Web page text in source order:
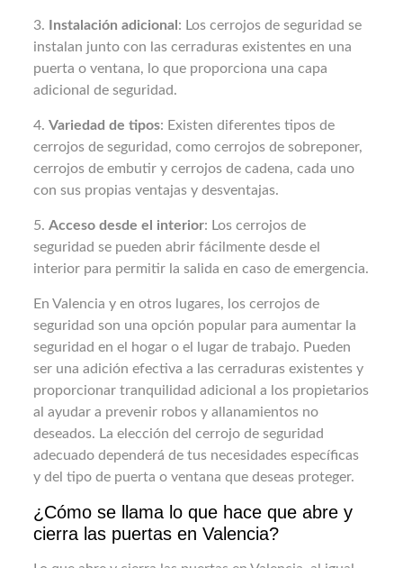
3. Instalación adicional : Los cerrojos de seguridad se
instalan junto con las cerraduras existentes en una
puerta o ventana, lo que proporciona una capa
adicional de seguridad.
4.Variedad de tipos: Existen diferentes tipos de
cerrojos de seguridad, como cerrojos de sobreponer,
cerrojos de embutir y cerrojos de cadena, cada uno
con sus propias ventajas y desventajas.
5.Acceso desde el interior: Los cerrojos de
seguridad se pueden abrir fácilmente desde el
interior para permitir la salida en caso de emergencia.
En Valencia y en otros lugares, los cerrojos de
seguridad son una opción popular para aumentar la
seguridad en el hogar o el lugar de trabajo. Pueden
ser una adición efectiva a las cerraduras existentes y
proporcionar tranquilidad adicional a los propietarios
al ayudar a prevenir robos y allanamientos no
deseados. La elección del cerrojo de seguridad
adecuado dependerá de tus necesidades específicas
y del tipo de puerta o ventana que deseas proteger.
¿Cómo se llama lo que hace que abre y
cierra las puertas en Valencia?